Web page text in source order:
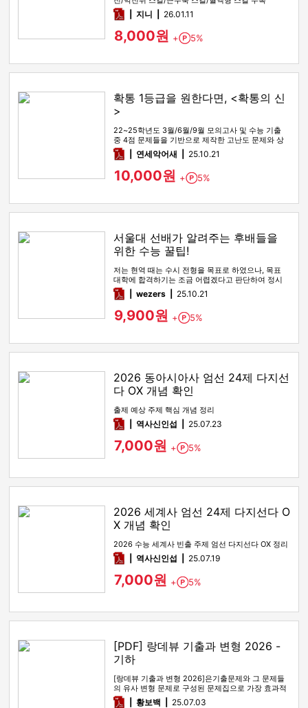
pdf지니 26.01.11
8,000원 + Point
5%
확통 1등급을 원한다면, <확통의 신
>
22~25학년도 3월/6월/9월 모의고사 및 수능 기출
중 4점 문제들을 기반으로 제작한 고난도 문제와 상
세한 해설
pdf연세악어새 25.10.21
10,000원 + Point
5%
서울대 선배가 알려주는 후배들을
위한 수능 꿀팁!
저는 현역 때는 수시 전형을 목표로 하였으나, 목표
대학에 합격하기는 조금 어렵겠다고 판단하여 정시
전형을 노리며 재수를 시…
pdfwezers 25.10.21
9,900원 + Point
5%
2026 동아시아사 엄선 24제 다지선
다 OX 개념 확인
출제 예상 주제 핵심 개념 정리
pdf역사신인섭 25.07.23
7,000원 + Point
5%
2026 세계사 엄선 24제 다지선다 O
X 개념 확인
2026 수능 세계사 빈출 주제 엄선 다지선다 OX 정리
pdf역사신인섭 25.07.19
7,000원 + Point
5%
[PDF] 랑데뷰 기출과 변형 2026 -
기하
[랑데뷰 기출과 변형 2026]은기출문제와 그 문제들
의 유사 변형 문제로 구성된 문제집으로 가장 효과적
인 기출문제 공부 방법…
pdf황보백 25.07.03